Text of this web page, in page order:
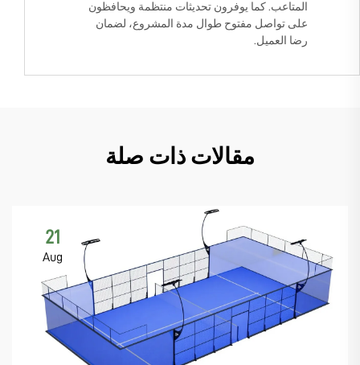
المتاعب. كما يوفرون تحديثات منتظمة ويحافظون
على تواصل مفتوح طوال مدة المشروع، لضمان
رضا العميل.
مقالات ذات صلة
21
Aug